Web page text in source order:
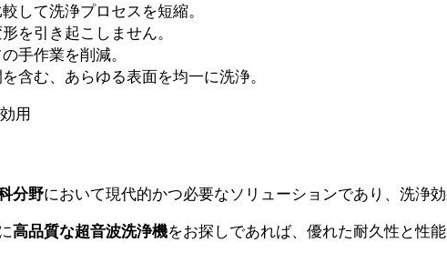
して洗浄プロセスを短縮。
を引き起こしません。
手作業を削減。
を含む、あらゆる表面を均一に洗浄。
分野において現代的かつ必要なソリューションであり、洗浄
高品質な超音波洗浄機をお探しであれば、優れた耐久性と性